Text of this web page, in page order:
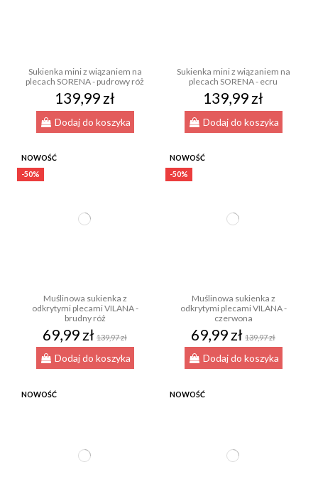
Sukienka mini z wiązaniem na
plecach SORENA - pudrowy róż
139,99 zł
Dodaj do koszyka
Sukienka mini z wiązaniem na
plecach SORENA - ecru
139,99 zł
Dodaj do koszyka
NOWOŚĆ
-50%
Muślinowa sukienka z
odkrytymi plecami VILANA -
brudny róż
69,99 zł 139,97 zł
Dodaj do koszyka
NOWOŚĆ
-50%
Muślinowa sukienka z
odkrytymi plecami VILANA -
czerwona
69,99 zł 139,97 zł
Dodaj do koszyka
NOWOŚĆ NOWOŚĆ